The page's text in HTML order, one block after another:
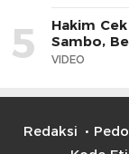
5
Hakim
Sambo,
VIDEO
Redaksi